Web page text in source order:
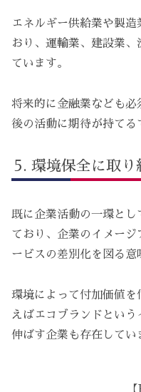
エネルギー供給業や製
おり、運輸業、建設業
ています。
将来的に金融業なども
後の活動に期待が持てる
環境保全に取り
既に企業活動の一環とし
ており、企業のイメー
ービスの差別化を図る意
環境によって付加価値を
えばエコブランドとい
伸ばす企業も存在してい